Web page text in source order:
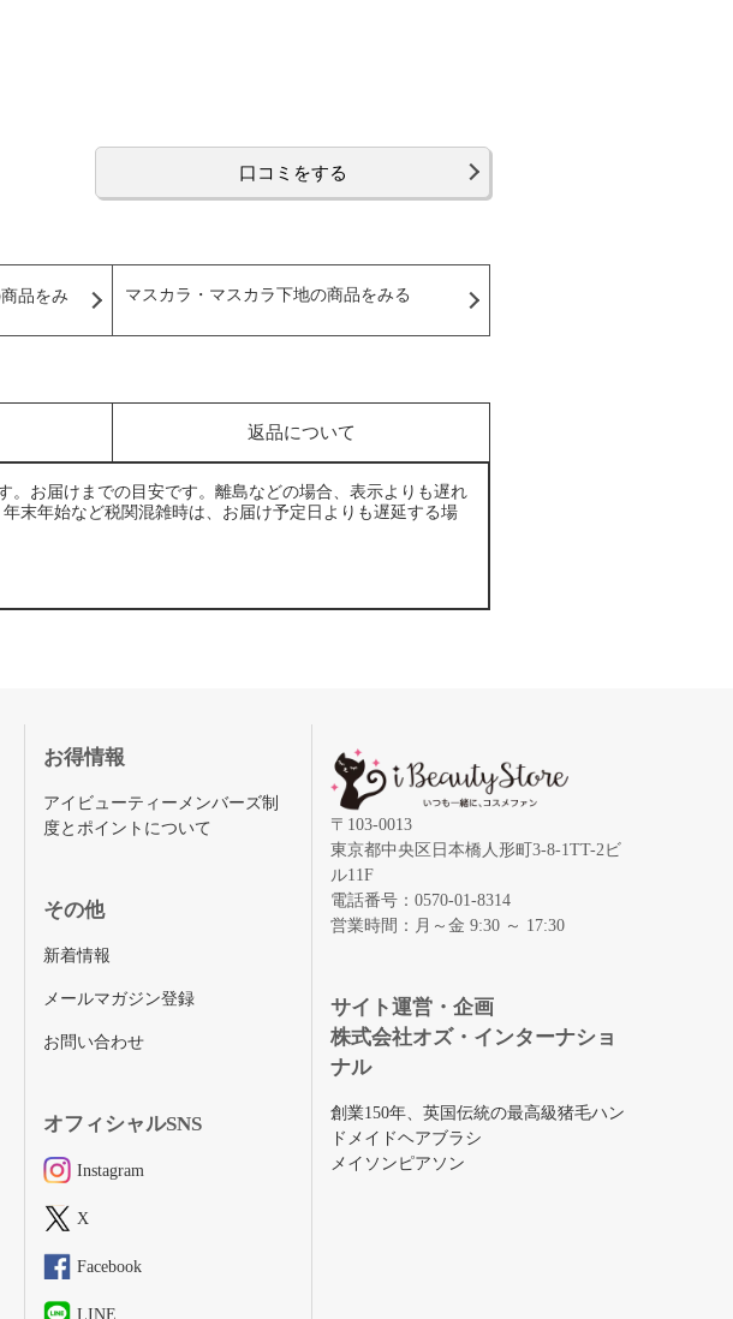
口コミをする
品をみ
マスカラ・マスカラ下地の商品をみる
返品について
お届けまでの目安です。離島などの場合、表示よりも遅れ
末年始など税関混雑時は、お届け予定日よりも遅延する場
お得情報
アイビューティーメンバーズ制
度とポイントについて
その他
新着情報
メールマガジン登録
お問い合わせ
オフィシャルSNS
Instagram
X
Facebook
LINE
〒103-0013
東京都中央区日本橋人形町3-8-1TT-2ビ
ル11F
電話番号：0570-01-8314
営業時間：月～金 9:30 ～ 17:30
サイト運営・企画
株式会社オズ・インターナショ
ナル
創業150年、英国伝統の最高級猪毛ハン
ドメイドヘアブラシ
メイソンピアソン